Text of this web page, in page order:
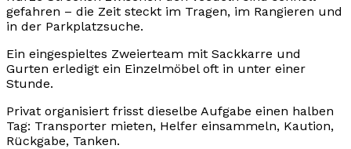
gefahren – die Zeit steckt im Tragen, im Rangieren und
in der Parkplatzsuche.
Ein eingespieltes Zweierteam mit Sackkarre und
Gurten erledigt ein Einzelmöbel oft in unter einer
Stunde.
Privat organisiert frisst dieselbe Aufgabe einen halben
Tag: Transporter mieten, Helfer einsammeln, Kaution,
Rückgabe, Tanken.